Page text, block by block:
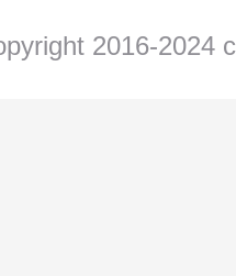
2016-2024